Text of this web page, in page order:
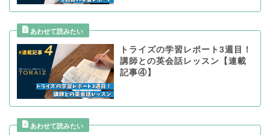
トライズの学習レポート3週目！
講師との英会話レッスン【連載
記事④】